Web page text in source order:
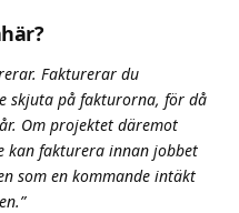
Fakturerar du
skjuta på fakturorna, för då
Om projektet däremot
kan fakturera innan jobbet
som en kommande intäkt